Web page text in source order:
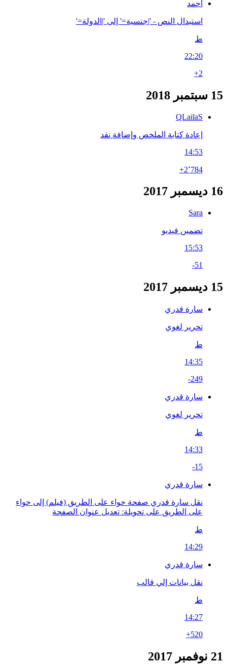
أحمد
استبدال النص - '|جنسية=' إلى '|الدولة='
ط
22:20
+2
15 سبتمبر 2018
QLailaS
إعادة كتابة الملخص وإضافة نقد
14:53
+2٬784
16 ديسمبر 2017
Sara
تضمين فيديو
15:53
-51
15 ديسمبر 2017
سارة قدري
تحرير لغوي
ط
14:35
-249
سارة قدري
تحرير لغوي
ط
14:33
-15
سارة قدري
نقل سارة قدري صفحة حواء على الطريق (فيلم) إلى حواء
على الطريق على تحويلة: تعديل عنوان الصفحة
ط
14:29
سارة قدري
نقل بيانات إلي قالب
ط
14:27
+520
21 نوفمبر 2017